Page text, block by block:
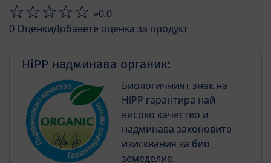
⌀0.0
0 ОценкиДобавете оценка за продукт
HiPP надминава органик:
Биологичният знак на
HiPP гарантира най-
високо качество и
надминава законовите
изисквания за био
земеделие.